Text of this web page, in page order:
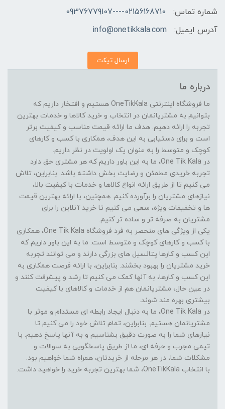
شماره تماس:
02156168710----09376779107
آدرس ایمیل:
info@onetikkala.com
ارسال تیکت
درباره ما
ما فروشگاه اینترنتی OneTikKala هستیم و افتخار داریم که
بتوانیم به مشتریانمان در انتخاب و خرید کالاها و خدمات بهترین
تجربه را ارائه دهیم. هدف ما ارائه قیمت مناسب و کیفیت برتر
است و برای دستیابی به این هدف، همکاری با کسب و کارهای
کوچک و متوسط را به عنوان یک اولویت در نظر داریم.
در One Tik Kala، ما به این باور داریم که هر مشتری حق دارد
تجربه خریدی مطمئن و رضایت بخش داشته باشد. بنابراین، تلاش
می کنیم تا از طریق ارائه انواع کالاها و خدمات با کیفیت بالا،
نیازهای مشتریان را برآورده کنیم. همچنین، با ارائه بهترین قیمت
ها و تخفیفات ویژه، سعی می کنیم تا خرید آنلاین را برای
مشتریان به صرفه تر و ساده تر کنیم.
یکی از ویژگی های منحصر به فرد فروشگاه One Tik Kala، همکاری
با کسب و کارهای کوچک و متوسط است. ما به این باور داریم که
این کسب و کارها پتانسیل های بزرگی دارند و می توانند تجربه
خرید مشتریان را بهبود بخشند. بنابراین، با ارائه فرصت همکاری به
این کسب و کارها، به آنها کمک می کنیم تا رشد و پیشرفت کنند و
در عین حال، مشتریانمان هم از خدمات و کالاهای با کیفیت
بیشتری بهره مند شوند.
در One Tik Kala، ما به دنبال ایجاد رابطه ای مستدام و موثر با
مشتریانمان هستیم. بنابراین، تمام تلاش خود را می کنیم تا
نیازهای شما را به صورت دقیق بشناسیم و به آنها پاسخ دهیم. با
تیمی مجرب و حرفه ای، ما از طریق پاسخگویی به سوالات و
مشکلات شما، در هر مرحله از خریدتان، همراه شما خواهیم بود.
با انتخاب OneTikKala، شما بهترین تجربه خرید را خواهید داشت.